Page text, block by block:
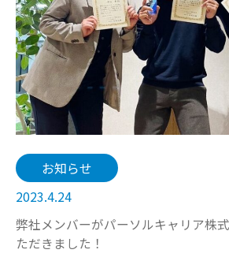
お知らせ
2023.4.24
弊社メンバーがパーソルキャリア株
ただきました！